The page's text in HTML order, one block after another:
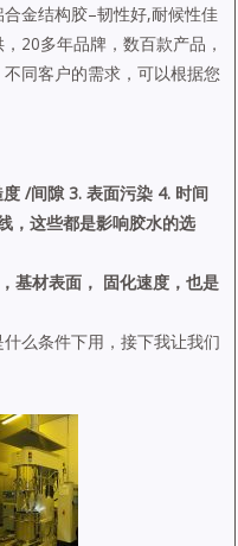
金结构胶–韧性好,耐候性佳
20多年品牌，数百款产品，
同客户的需求，可以根据您
/间隙 3. 表面污染 4. 时间
，这些都是影响胶水的选
基材表面， 固化速度，也是
么条件下用，接下我让我们